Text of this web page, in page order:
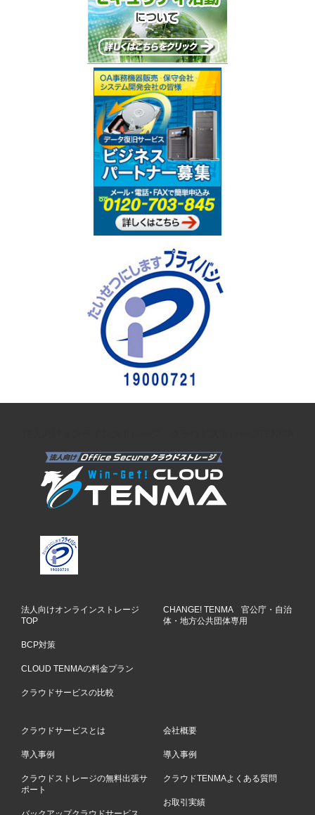
法人向けオンラインストレージ
TOP
BCP対策
CLOUD TENMAの料金プラン
クラウドサービスの比較
CHANGE! TENMA 官公庁・自治
体・地方公共団体専用
クラウドサービスとは
導入事例
クラウドストレージの無料出張サ
ポート
会社概要
導入事例
クラウドTENMAよくある質問
お取引実績